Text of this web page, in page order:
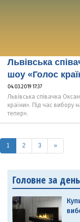
Львівська
шоу «Голос
04.03.2019 17:37
Львівська співачка
країни». Під час вибору
тепер».
1 (current)
2 3 »
Головне за день